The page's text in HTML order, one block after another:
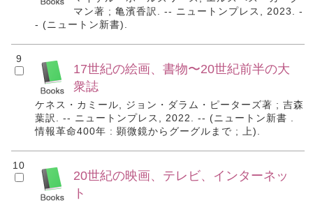
マン著 ; 亀濱香訳. -- ニュートンプレス, 2023. -
- (ニュートン新書).
9
17世紀の絵画、書物〜20世紀前半の大
衆誌
ケネス・カミール, ジョン・ダラム・ピーターズ著 ; 吉森
葉訳. -- ニュートンプレス, 2022. -- (ニュートン新書 .
情報革命400年 : 顕微鏡からグーグルまで ; 上).
10
20世紀の映画、テレビ、インターネッ
ト